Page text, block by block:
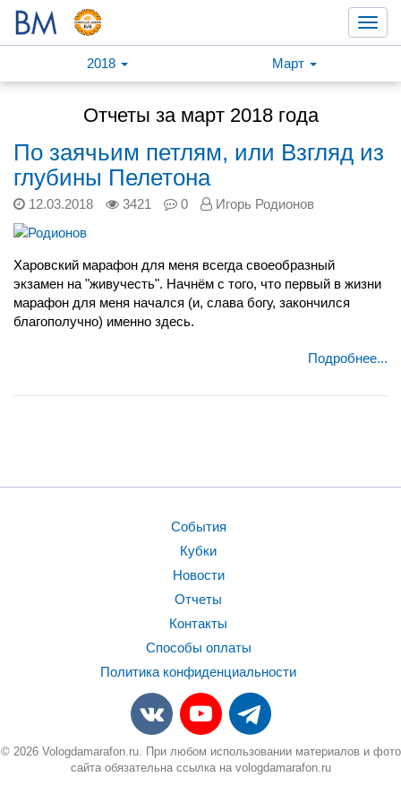
2018
Март
Отчеты за март 2018 года
По заячьим петлям, или Взгляд из
глубины Пелетона
12.03.2018 3421 0 Игорь Родионов
Харовский марафон для меня всегда своеобразный
экзамен на "живучесть". Начнём с того, что первый в жизни
марафон для меня начался (и, слава богу, закончился
благополучно) именно здесь.
Подробнее...
События
Кубки
Новости
Отчеты
Контакты
Способы оплаты
Политика конфиденциальности
© 2026 Vologdamarafon.ru. При любом использовании материалов и фото
сайта обязательна ссылка на vologdamarafon.ru